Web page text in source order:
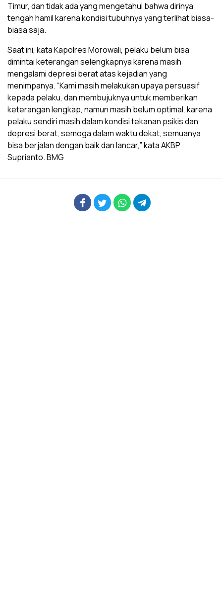
Timur, dan tidak ada yang mengetahui bahwa dirinya
tengah hamil karena kondisi tubuhnya yang terlihat biasa-
biasa saja.
Saat ini, kata Kapolres Morowali, pelaku belum bisa
dimintai keterangan selengkapnya karena masih
mengalami depresi berat atas kejadian yang
menimpanya. “Kami masih melakukan upaya persuasif
kepada pelaku, dan membujuknya untuk memberikan
keterangan lengkap, namun masih belum optimal, karena
pelaku sendiri masih dalam kondisi tekanan psikis dan
depresi berat, semoga dalam waktu dekat, semuanya
bisa berjalan dengan baik dan lancar,” kata AKBP
Suprianto. BMG